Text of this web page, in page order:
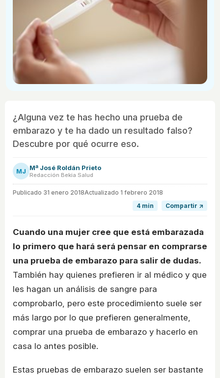
¿Alguna vez te has hecho una prueba de
embarazo y te ha dado un resultado falso?
Descubre por qué ocurre eso.
MJ Mª José Roldán Prieto
Redacción Bekia Salud
Publicado 31 enero 2018Actualizado 1 febrero 2018
4 min
Compartir ↗
Cuando una mujer cree que está embarazada
lo primero que hará será pensar en comprarse
una prueba de embarazo para salir de dudas.
También hay quienes prefieren ir al médico y que
les hagan un análisis de sangre para
comprobarlo, pero este procedimiento suele ser
más largo por lo que prefieren generalmente,
comprar una prueba de embarazo y hacerlo en
casa lo antes posible.
Estas pruebas de embarazo suelen ser bastante